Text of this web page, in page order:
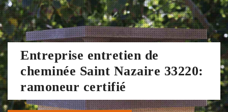
Entreprise entretien de
cheminée Saint Nazaire 33220:
ramoneur certifié